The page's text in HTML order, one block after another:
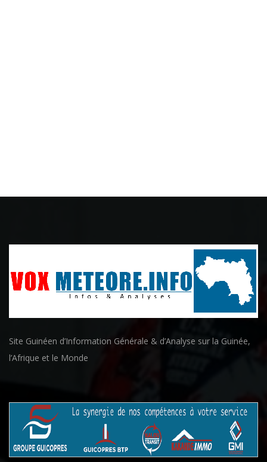
Site Guinéen d’Information Générale & d’Analyse sur la Guinée,
l’Afrique et le Monde